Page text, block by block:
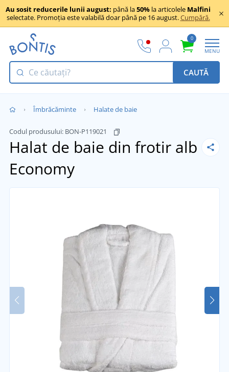
Au sosit reducerile lunii august: până la50% la articolele Malfini
selectate. Promoția este valabilă doar până pe 16 august.Cumpără.
0
MENU
CAUTĂ
Îmbrăcăminte Halate de baie
Codul produsului: BON-P119021
Halat de baie din frotir alb
Economy